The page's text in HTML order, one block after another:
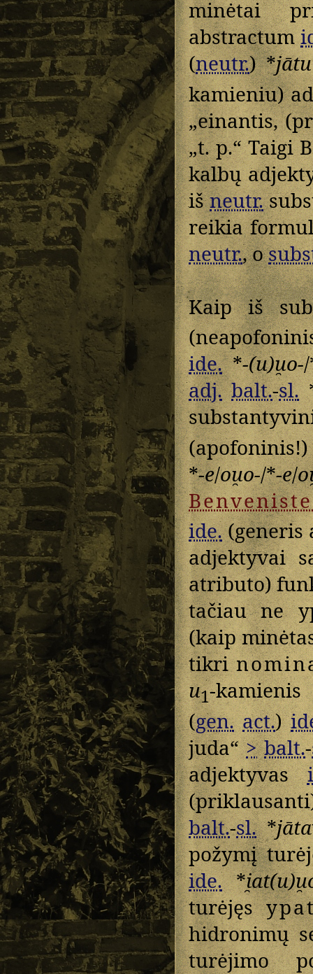
minėtai
abstractum
(neutr.) *jātu
kamieniu)
„einantis,
„t. p.“ Taigi
kalbų
išneutr.
reikia
neutr., o
Kaip iš
ide.*-(u)u̯o-
adj. balt.-sl.
*-e/ou̯o-/*-e/
Benveniste
ide.(generis
adjektyvai
atributo)
tačiau ne
(kaip
tikri
u1-
(gen. act.)
juda“> balt.-
adjektyvas
balt.-sl.*
požymį
ide.*
turėjęs
hidronimų
turėjimo